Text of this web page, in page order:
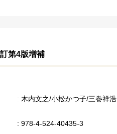
第4版増補
: 木内文之/小松かつ子/三巻祥浩
: 978-4-524-40435-3